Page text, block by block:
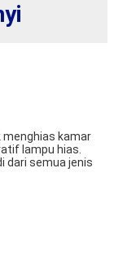
menghias kamar
lampu hias.
dari semua jenis